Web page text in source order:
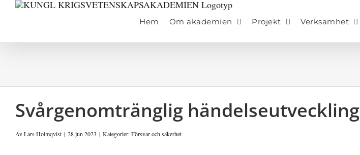
Fortsätt
Hem Om akademien Projekt Verksamhet
Svårgenomtränglig händelseutveckling
AvLars Holmqvist | 28 jun 2023 | Kategorier:Försvar och säkerhet